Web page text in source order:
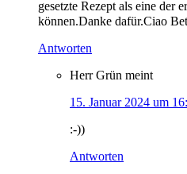
gesetzte Rezept als eine der
können.Danke dafür.Ciao
Antworten
Herr Grün meint
15. Januar 2024 um
:-))
Antworten